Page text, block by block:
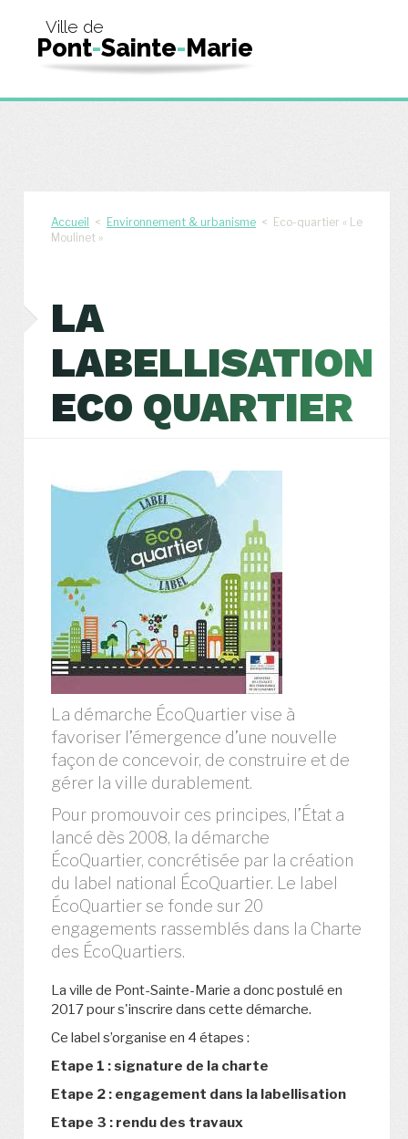
Ville de
Pont-Sainte-Marie
Accueil < Environnement & urbanisme < Eco-quartier « Le
Moulinet »
LA
LABELLISATION
ECO QUARTIER
La démarche ÉcoQuartier vise à
favoriser l’émergence d’une nouvelle
façon de concevoir, de construire et de
gérer la ville durablement.
Pour promouvoir ces principes, l’État a
lancé dès 2008, la démarche
ÉcoQuartier, concrétisée par la création
du label national ÉcoQuartier. Le label
ÉcoQuartier se fonde sur 20
engagements rassemblés dans la Charte
des ÉcoQuartiers.
La ville de Pont-Sainte-Marie a donc postulé en
2017 pour s'inscrire dans cette démarche.
Ce label s’organise en 4 étapes :
Etape 1 : signature de la charte
Etape 2 : engagement dans la labellisation
Etape 3 : rendu des travaux